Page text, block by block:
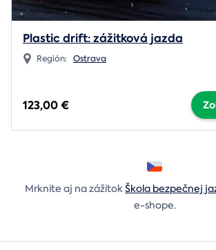
Plastic drift: zážitková jazda
Región: Ostrava
123,00 €
Mrknite aj na zážitokŠkola bezpečnej
e-shope.